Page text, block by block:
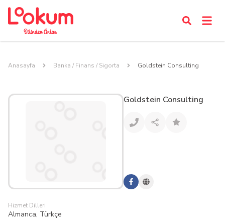
Anasayfa Banka / Finans / Sigorta Goldstein Consulting
Goldstein Consulting
Hizmet Dilleri
Almanca, Türkçe